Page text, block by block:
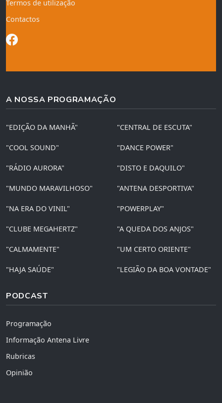
Termos de utilização
Contactos
A NOSSA PROGRAMAÇÃO
"EDIÇÃO DA MANHÃ" "CENTRAL DE ESCUTA"
"COOL SOUND" "DANCE POWER"
"RÁDIO AURORA" "DISTO E DAQUILO"
"MUNDO MARAVILHOSO" "ANTENA DESPORTIVA"
"NA ERA DO VINIL" "POWERPLAY"
"CLUBE MEGAHERTZ" "A QUEDA DOS ANJOS"
"CALMAMENTE" "UM CERTO ORIENTE"
"HAJA SAÚDE" "LEGIÃO DA BOA VONTADE"
PODCAST
Programação
Informação Antena Livre
Rubricas
Opinião